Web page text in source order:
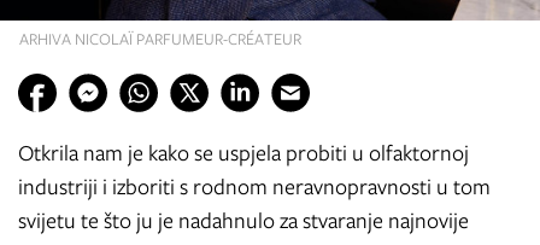
ARHIVA NICOLAÏ PARFUMEUR-CRÉATEUR
Otkrila nam je kako se uspjela probiti u olfaktornoj
industriji i izboriti s rodnom neravnopravnosti u tom
svijetu te što ju je nadahnulo za stvaranje najnovije